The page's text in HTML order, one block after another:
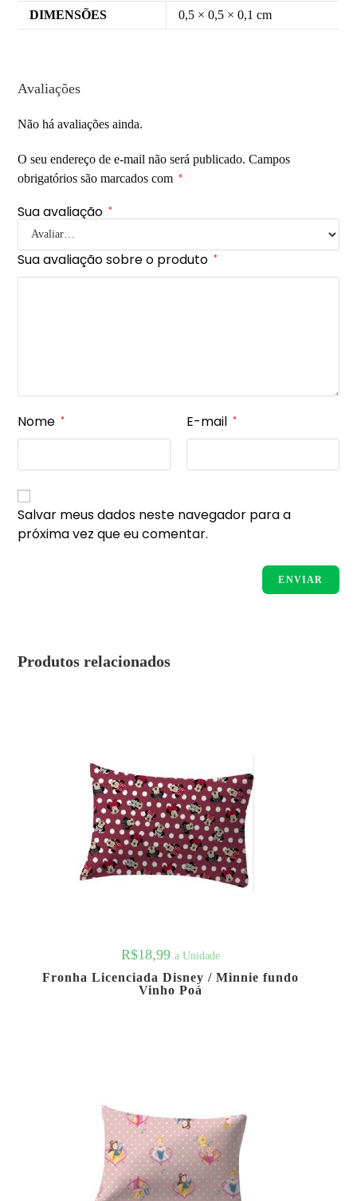
DIMENSÕES 0,5 × 0,5 × 0,1 cm
Avaliações
Não há avaliações ainda.
O seu endereço de e-mail não será publicado. Campos
obrigatórios são marcados com
*
Sua avaliação *
Sua avaliação sobre o produto *
Nome * E-mail *
Salvar meus dados neste navegador para a
próxima vez que eu comentar.
Produtos relacionados
R$18,99 a Unidade
Fronha Licenciada Disney / Minnie fundo
Vinho Poá